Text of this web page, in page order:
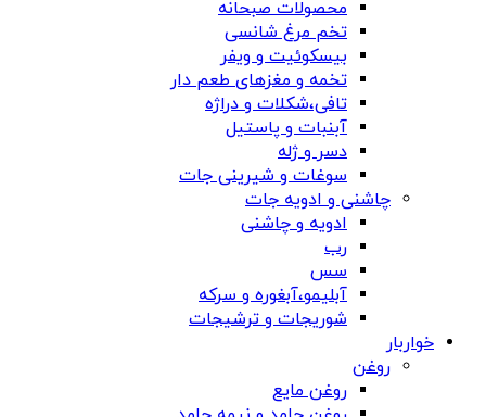
محصولات صبحانه
تخم مرغ شانسی
بیسکوئیت و ویفر
تخمه و مغزهای طعم دار
تافی،شکلات و دراژه
آبنبات و پاستیل
دسر و ژله
سوغات و شیرینی جات
چاشنی و ادویه جات
ادویه و چاشنی
رب
سس
آبلیمو،آبغوره و سرکه
شوریجات و ترشیجات
خواربار
روغن
روغن مایع